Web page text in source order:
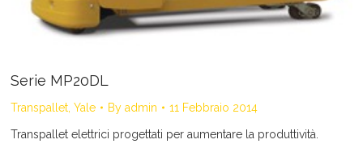
Serie MP20DL
Transpallet, Yale By admin 11 Febbraio 2014
Transpallet elettrici progettati per aumentare la produttività.